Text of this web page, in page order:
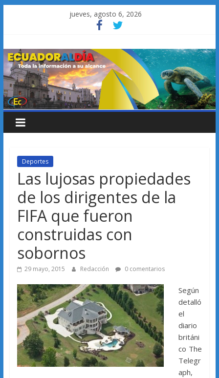
jueves, agosto 6, 2026
Deportes
Las lujosas propiedades
de los dirigentes de la
FIFA que fueron
construidas con
sobornos
29 mayo, 2015 Redacción 0 comentarios
Según
detalló
el
diario
británi
co The
Telegr
aph,